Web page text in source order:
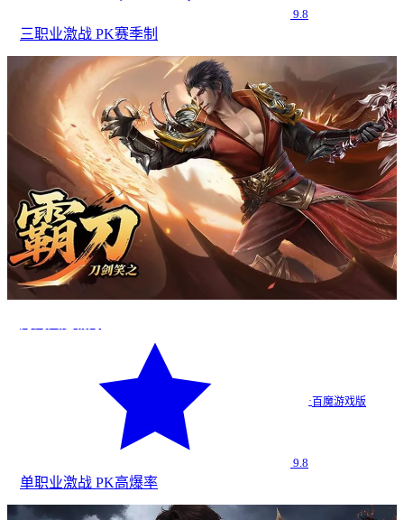
9.8
三职业激战 PK赛季制
9.8
· 百魔游戏版
单职业激战 PK高爆率